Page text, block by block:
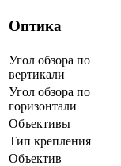
Оптика
Угол обзора по
вертикали
Угол обзора по
горизонтали
Объективы
Тип крепления
Объектив